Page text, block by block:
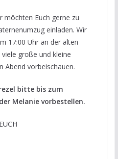
möchten Euch gerne zu
einladen. Wir
17:00 Uhr an der alten
große und kleine
Abend vorbeischauen.
bitte bis zum
Melanie vorbestellen.